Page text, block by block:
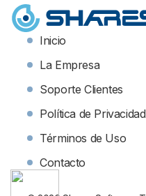
Inicio
La Empresa
Soporte Clientes
Política de Privacidad
Términos de Uso
Contacto